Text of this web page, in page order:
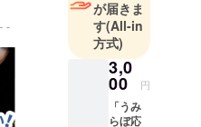
課題を解決
する場づく
りを進めた
一緒に楽し
んでくれる
が届きま
す(All-in
方式)
3,0
00 円
「うみ
らぼ応